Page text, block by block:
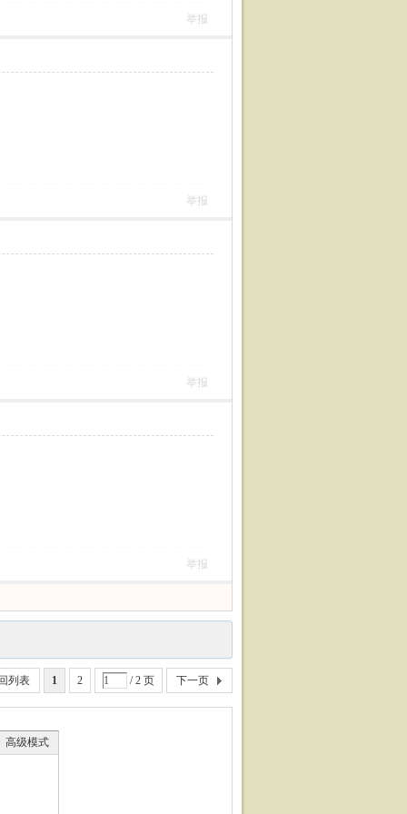
举报
举报
举报
举报
1 2 / 2 页 下一页
列表
高级模式